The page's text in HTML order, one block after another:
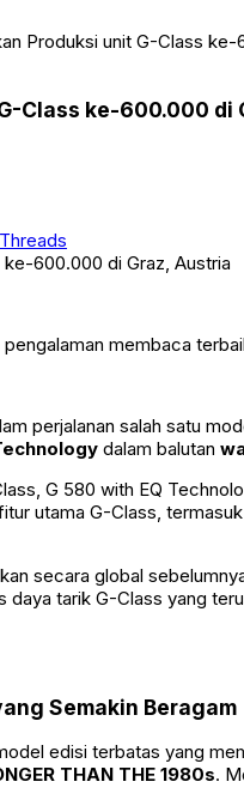
Produksi unit G-Class ke-
Class ke-600.000 di
Threads
membaca
perjalanan salah satu
dalam balutan
G 580 with EQ
utama G-Class,
secara global
tarik G-Class yang
Semakin Beragam
edisi terbatas yang
THAN THE 1980s.